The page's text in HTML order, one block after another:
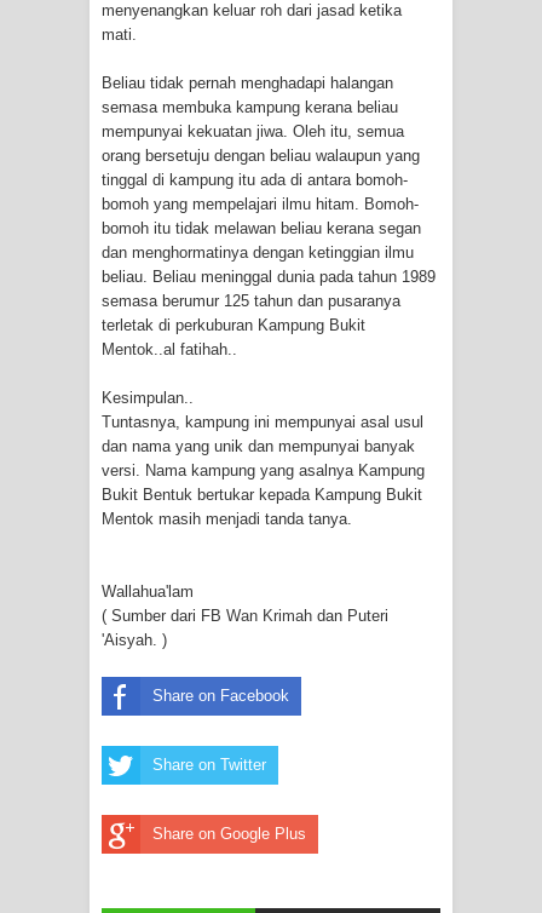
menyenangkan keluar roh dari jasad ketika
mati.
Beliau tidak pernah menghadapi halangan
semasa membuka kampung kerana beliau
mempunyai kekuatan jiwa. Oleh itu, semua
orang bersetuju dengan beliau walaupun yang
tinggal di kampung itu ada di antara bomoh-
bomoh yang mempelajari ilmu hitam. Bomoh-
bomoh itu tidak melawan beliau kerana segan
dan menghormatinya dengan ketinggian ilmu
beliau. Beliau meninggal dunia pada tahun 1989
semasa berumur 125 tahun dan pusaranya
terletak di perkuburan Kampung Bukit
Mentok..al fatihah..
Kesimpulan..
Tuntasnya, kampung ini mempunyai asal usul
dan nama yang unik dan mempunyai banyak
versi. Nama kampung yang asalnya Kampung
Bukit Bentuk bertukar kepada Kampung Bukit
Mentok masih menjadi tanda tanya.
Wallahua'lam
( Sumber dari FB Wan Krimah dan Puteri
'Aisyah. )
Share on Facebook
Share on Twitter
Share on Google Plus